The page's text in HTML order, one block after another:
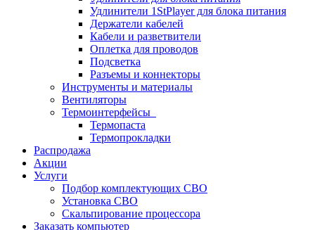
Удлинители 1StPlayer для блока питания
Держатели кабелей
Кабели и разветвители
Оплетка для проводов
Подсветка
Разъемы и коннекторы
Инструменты и материалы
Вентиляторы
Термоинтерфейсы
Термопаста
Термопрокладки
Распродажа
Акции
Услуги
Подбор комплектующих СВО
Установка СВО
Скальпирование процессора
Заказать компьютер